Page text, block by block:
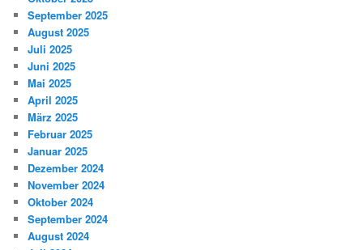
September 2025
August 2025
Juli 2025
Juni 2025
Mai 2025
April 2025
März 2025
Februar 2025
Januar 2025
Dezember 2024
November 2024
Oktober 2024
September 2024
August 2024